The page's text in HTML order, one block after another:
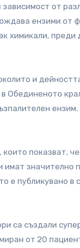
от
ензими от
химикали, преди
и
Обединеното
показват,
значително
е публикувано в
са създали
от 20